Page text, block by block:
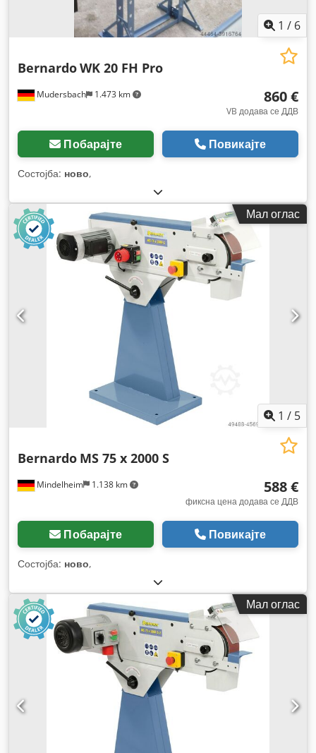
1 / 6
Mudersbach 1.473 km
BernardoWK 20 FH Pro
860 €
VB додава се ДДВ
Побарајте Повикајте
Состојба: ново,
Мал оглас
1 / 5
Mindelheim 1.138 km
Bernardo MS 75 x 2000 S
588 €
фиксна цена додава се ДДВ
Побарајте Повикајте
Состојба: ново,
Мал оглас